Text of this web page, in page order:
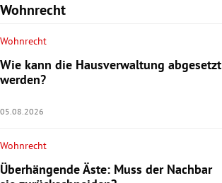
Wohnrecht
Wohnrecht
Wie kann die Hausverwaltung abgesetzt
werden?
05.08.2026
Wohnrecht
Überhängende Äste: Muss der Nachbar